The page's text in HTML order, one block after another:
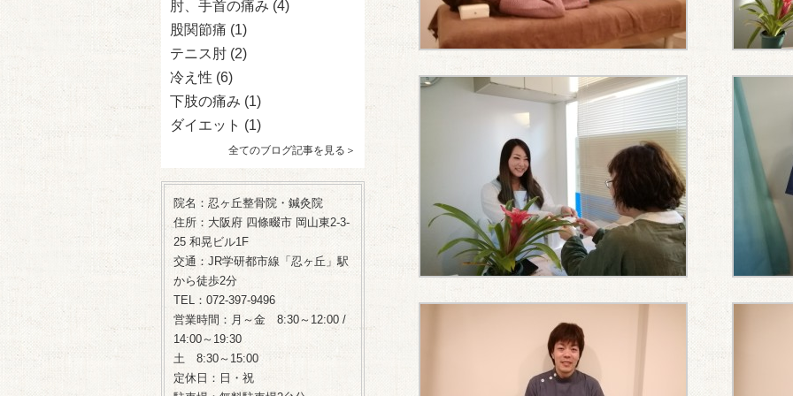
肘、手首の痛み (4)
股関節痛 (1)
テニス肘 (2)
冷え性 (6)
下肢の痛み (1)
ダイエット (1)
全てのブログ記事を見る＞
院名：忍ヶ丘整骨院・鍼灸院
住所：大阪府 四條畷市 岡山東2-3-
25 和晃ビル1F
交通：JR学研都市線「忍ヶ丘」駅
から徒歩2分
TEL：072-397-9496
営業時間：月～金 8:30～12:00 /
14:00～19:30
土 8:30～15:00
定休日：日・祝